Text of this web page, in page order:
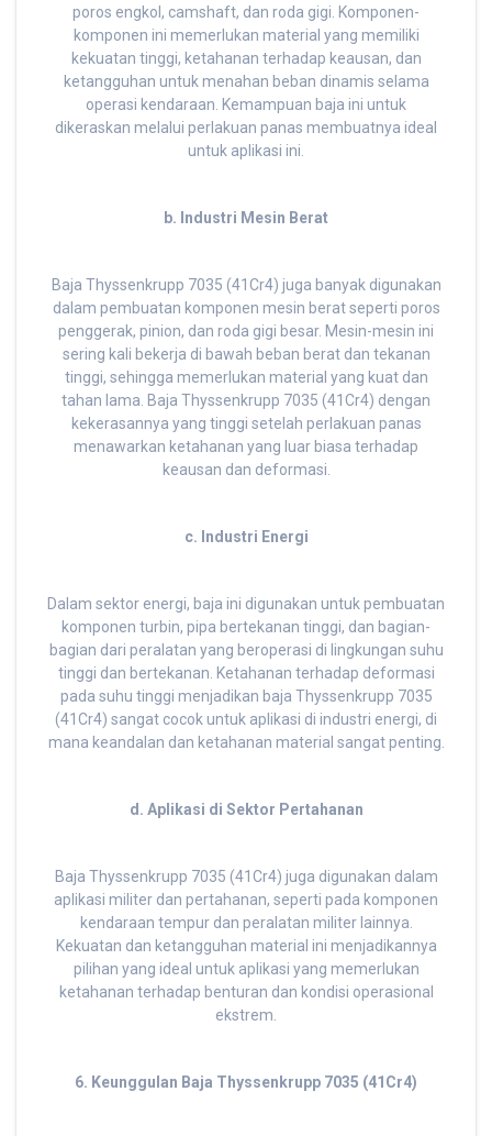
poros engkol, camshaft, dan roda gigi. Komponen-
komponen ini memerlukan material yang memiliki
kekuatan tinggi, ketahanan terhadap keausan, dan
ketangguhan untuk menahan beban dinamis selama
operasi kendaraan. Kemampuan baja ini untuk
dikeraskan melalui perlakuan panas membuatnya ideal
untuk aplikasi ini.
b. Industri Mesin Berat
Baja Thyssenkrupp 7035 (41Cr4) juga banyak digunakan
dalam pembuatan komponen mesin berat seperti poros
penggerak, pinion, dan roda gigi besar. Mesin-mesin ini
sering kali bekerja di bawah beban berat dan tekanan
tinggi, sehingga memerlukan material yang kuat dan
tahan lama. Baja Thyssenkrupp 7035 (41Cr4) dengan
kekerasannya yang tinggi setelah perlakuan panas
menawarkan ketahanan yang luar biasa terhadap
keausan dan deformasi.
c. Industri Energi
Dalam sektor energi, baja ini digunakan untuk pembuatan
komponen turbin, pipa bertekanan tinggi, dan bagian-
bagian dari peralatan yang beroperasi di lingkungan suhu
tinggi dan bertekanan. Ketahanan terhadap deformasi
pada suhu tinggi menjadikan baja Thyssenkrupp 7035
(41Cr4) sangat cocok untuk aplikasi di industri energi, di
mana keandalan dan ketahanan material sangat penting.
d. Aplikasi di Sektor Pertahanan
Baja Thyssenkrupp 7035 (41Cr4) juga digunakan dalam
aplikasi militer dan pertahanan, seperti pada komponen
kendaraan tempur dan peralatan militer lainnya.
Kekuatan dan ketangguhan material ini menjadikannya
pilihan yang ideal untuk aplikasi yang memerlukan
ketahanan terhadap benturan dan kondisi operasional
ekstrem.
6. Keunggulan Baja Thyssenkrupp 7035 (41Cr4)